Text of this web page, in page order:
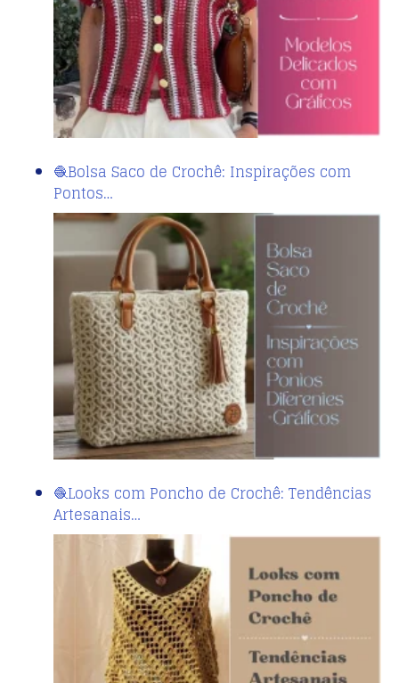
🧶Bolsa Saco de Crochê: Inspirações com
Pontos…
🧶Looks com Poncho de Crochê: Tendências
Artesanais…